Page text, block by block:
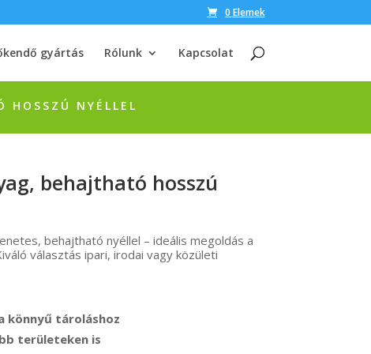
0 Elemek
gyártás Rólunk Kapcsolat
HOSSZÚ NYÉLLEL
behajtható hosszú
behajtható nyéllel – ideális megoldás a
választás ipari, irodai vagy közületi
könnyű tároláshoz
területeken is